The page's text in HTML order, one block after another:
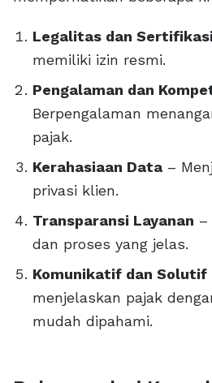
Legalitas dan Sertifikasi
memiliki izin resmi.
Pengalaman dan
Berpengalaman
pajak.
Kerahasiaan Data –
privasi klien.
Transparansi Layanan –
dan proses yang jelas.
Komunikatif dan Solutif
menjelaskan pajak
mudah dipahami.